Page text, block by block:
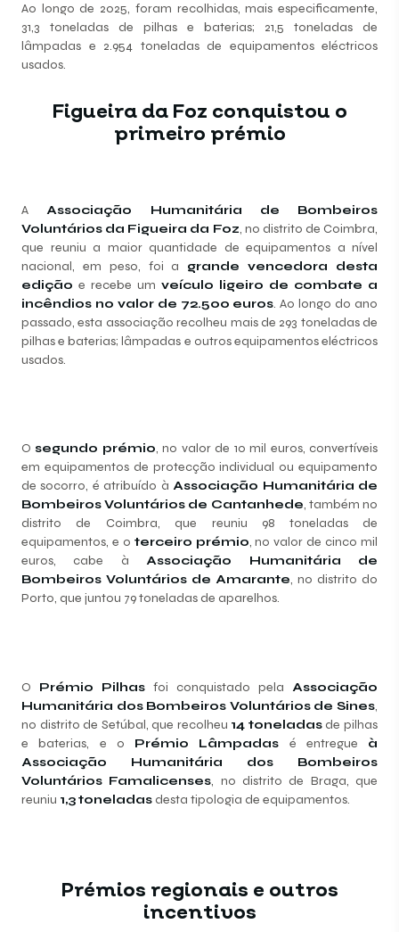
Ao longo de 2025, foram recolhidas, mais especificamente,
31,3 toneladas de pilhas e baterias; 21,5 toneladas de
lâmpadas e 2.954 toneladas de equipamentos eléctricos
usados.
Figueira da Foz conquistou o
primeiro prémio
A Associação Humanitária de Bombeiros
Voluntários da Figueira da Foz, no distrito de Coimbra,
que reuniu a maior quantidade de equipamentos a nível
nacional, em peso, foi a grande vencedora desta
edição e recebe um veículo ligeiro de combate a
incêndios no valor de 72.500 euros. Ao longo do ano
passado, esta associação recolheu mais de 293 toneladas de
pilhas e baterias; lâmpadas e outros equipamentos eléctricos
usados.
O segundo prémio, no valor de 10 mil euros, convertíveis
em equipamentos de protecção individual ou equipamento
de socorro, é atribuído à Associação Humanitária de
Bombeiros Voluntários de Cantanhede, também no
distrito de Coimbra, que reuniu 98 toneladas de
equipamentos, e o terceiro prémio, no valor de cinco mil
euros, cabe à Associação Humanitária de
Bombeiros Voluntários de Amarante, no distrito do
Porto, que juntou 79 toneladas de aparelhos.
O Prémio Pilhas foi conquistado pela Associação
Humanitária dos Bombeiros Voluntários de Sines,
no distrito de Setúbal, que recolheu 14 toneladasde pilhas
e baterias, e o Prémio Lâmpadas é entregue à
Associação Humanitária dos Bombeiros
Voluntários Famalicenses, no distrito de Braga, que
reuniu 1,3 toneladas desta tipologia de equipamentos.
Prémios regionais e outros
incentivos